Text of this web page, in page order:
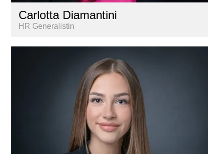
Carlotta Diamantini
HR Generalistin